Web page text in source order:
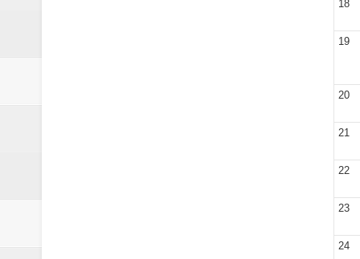
18
19
20
21
22
23
24